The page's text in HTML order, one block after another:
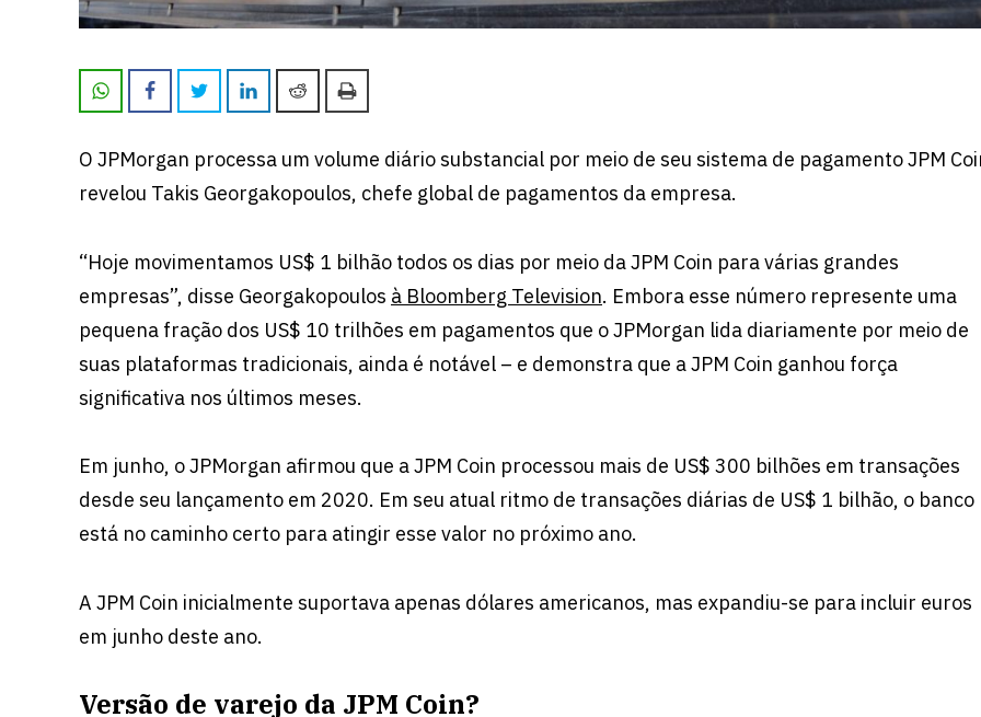
O JPMorgan processa um volume diário substancial por meio de seu sistema de pagamento JPM
revelou Takis Georgakopoulos, chefe global de pagamentos da empresa.
“Hoje movimentamos US$ 1 bilhão todos os dias por meio da JPM Coin para várias grandes
empresas”, disse Georgakopoulos à Bloomberg Television. Embora esse número represente uma
pequena fração dos US$ 10 trilhões em pagamentos que o JPMorgan lida diariamente por meio de
suas plataformas tradicionais, ainda é notável – e demonstra que a JPM Coin ganhou força
significativa nos últimos meses.
Em junho, o JPMorgan afirmou que a JPM Coin processou mais de US$ 300 bilhões em transações
desde seu lançamento em 2020. Em seu atual ritmo de transações diárias de US$ 1 bilhão, o banco
está no caminho certo para atingir esse valor no próximo ano.
A JPM Coin inicialmente suportava apenas dólares americanos, mas expandiu-se para incluir euros
em junho deste ano.
Versão de varejo da JPM Coin?